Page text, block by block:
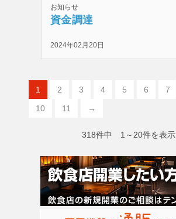
お知らせ
資金調達
2024年02月20日
1 2 3 4 5 6 7
10
11 →
318件中 1～20件を表示